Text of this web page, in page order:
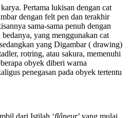
Pertama lukisan dengan cat
dengan felt pen dan terakhir
sama-sama penuh dengan
yang menggunakan cat
yang Digambar ( drawing)
rotring, atau sakura, memenuhi
obyek diberi warna
penegasan pada obyek tertentu